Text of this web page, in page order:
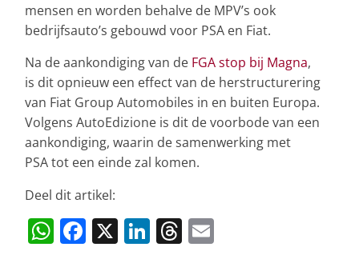
mensen en worden behalve de MPV’s ook
bedrijfsauto’s gebouwd voor PSA en Fiat.
Na de aankondiging van de FGA stop bij Magna,
is dit opnieuw een effect van de herstructurering
van Fiat Group Automobiles in en buiten Europa.
Volgens AutoEdizione is dit de voorbode van een
aankondiging, waarin de samenwerking met
PSA tot een einde zal komen.
Deel dit artikel:
W F X Li T